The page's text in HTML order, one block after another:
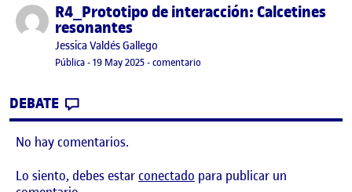
Publicado porR4_Prototipo de interacción: Calcetines
resonantes
Publicado por
Jessica Valdés Gallego
Visibilidad:
Pública-Fecha de publicación
19 May 2025-comentario
DEBATE
No hay comentarios.
Lo siento, debes estarconectado para publicar un